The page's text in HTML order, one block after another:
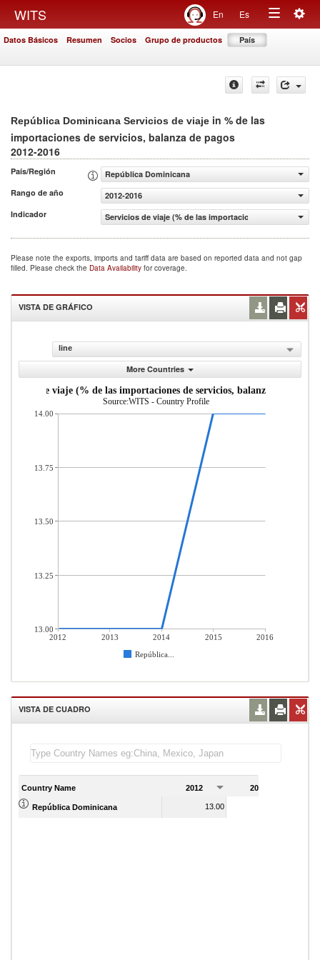
WITS En Es
Toggle
Datos Básicos Resumen Socios Grupo de productos País
República Dominicana Servicios de viaje in % de las
importaciones de servicios, balanza de pagos
2012-2016
País/Región
República Dominicana
Rango de año
2012-2016
Indicador
Servicios de viaje (% de las importaciones de servicios,
Please note the exports, imports and tariff data are based on reported data and not gap
filled. Please check the Data Availability for coverage.
VISTA DE GRÁFICO
line
More Countries
de viaje (% de las importaciones de servicios, balanza de pagos)
Source:WITS - Country Profile
2012 2013 2014 2015
2016
República...
14.00
13.75
13.50
13.25
13.00
VISTA DE CUADRO
Country Name 2012 2013
República Dominicana 13.00